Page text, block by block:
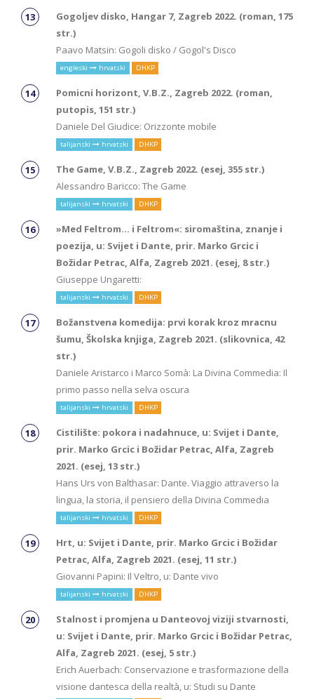
Gogoljev disko, Hangar 7, Zagreb 2022. (roman, 175
str.)
Paavo Matsin: Gogoli disko / Gogol's Disco
engleski hrvatski DHKP
Pomicni horizont, V.B.Z., Zagreb 2022. (roman,
putopis, 151 str.)
Daniele Del Giudice: Orizzonte mobile
talijanski hrvatski DHKP
The Game, V.B.Z., Zagreb 2022. (esej, 355 str.)
Alessandro Baricco: The Game
talijanski hrvatski DHKP
»Med Feltrom... i Feltrom«: siromaština, znanje i
poezija, u: Svijet i Dante, prir. Marko Grcic i
Božidar Petrac, Alfa, Zagreb 2021. (esej, 8 str.)
Giuseppe Ungaretti:
talijanski hrvatski DHKP
Božanstvena komedija: prvi korak kroz mracnu
šumu, Školska knjiga, Zagreb 2021. (slikovnica, 42
str.)
Daniele Aristarco i Marco Somà: La Divina Commedia: Il
primo passo nella selva oscura
talijanski hrvatski DHKP
Cistilište: pokora i nadahnuce, u: Svijet i Dante,
prir. Marko Grcic i Božidar Petrac, Alfa, Zagreb
2021. (esej, 13 str.)
Hans Urs von Balthasar: Dante. Viaggio attraverso la
lingua, la storia, il pensiero della Divina Commedia
talijanski hrvatski DHKP
Hrt, u: Svijet i Dante, prir. Marko Grcic i Božidar
Petrac, Alfa, Zagreb 2021. (esej, 11 str.)
Giovanni Papini: Il Veltro, u: Dante vivo
talijanski hrvatski DHKP
Stalnost i promjena u Danteovoj viziji stvarnosti,
u: Svijet i Dante, prir. Marko Grcic i Božidar Petrac,
Alfa, Zagreb 2021. (esej, 5 str.)
Erich Auerbach: Conservazione e trasformazione della
visione dantesca della realtà, u: Studi su Dante